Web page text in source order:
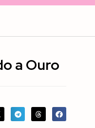
a Ouro